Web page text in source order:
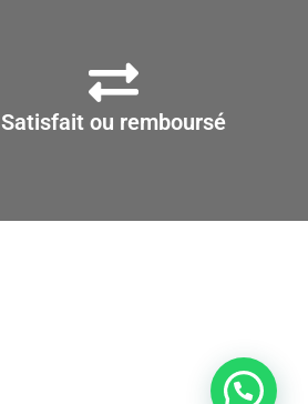
Satisfait ou remboursé